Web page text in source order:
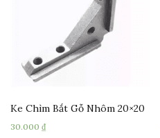
Ke Chìm Bắt Gỗ Nhôm 20×20
30.000 ₫